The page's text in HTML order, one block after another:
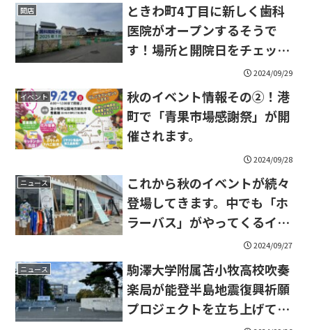
開店
ときわ町4丁目に新しく歯科
医院がオープンするそうで
す！場所と開院日をチェック
2024/09/29
イベント
秋のイベント情報その②！港
町で「青果市場感謝祭」が開
催されます。
2024/09/28
ニュース
これから秋のイベントが続々
登場してきます。中でも「ホ
ラーバス」がやってくるイベ
ントに注目しました。2024/09/27
ニュース
駒澤大学附属苫小牧高校吹奏
楽局が能登半島地震復興祈願
プロジェクトを立ち上げてい